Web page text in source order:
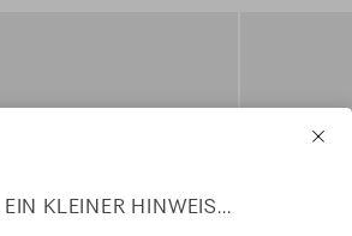
KLEINER HINWEIS...